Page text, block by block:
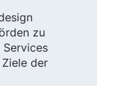
zu
der